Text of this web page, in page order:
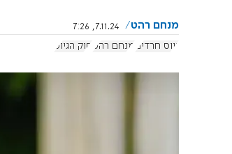
מנחם רהט
7.11.24, 7:26
גיוס חרדים מנחם רהט חוק הגיוס